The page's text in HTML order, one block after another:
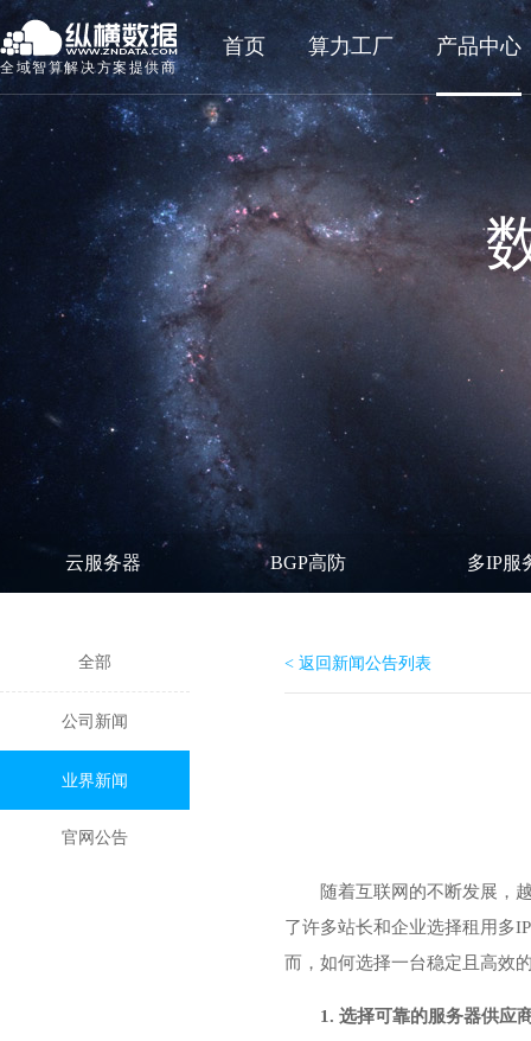
全域智算解决方案提供商
首页 算力工厂 产品中心
云服务器 BGP高防 多IP服
全部
公司新闻
业界新闻
官网公告
< 返回新闻公告列表
随着互联网的不断发展，
了许多站长和企业选择租用多
而，如何选择一台稳定且高效
1. 选择可靠的服务器供应